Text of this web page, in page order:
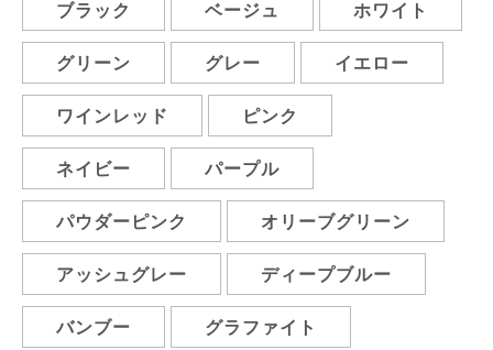
ブラック ベージュ ホワイト
グリーン グレー イエロー
ワインレッド ピンク
ネイビー パープル
パウダーピンク オリーブグリーン
アッシュグレー ディープブルー
バンブー グラファイト